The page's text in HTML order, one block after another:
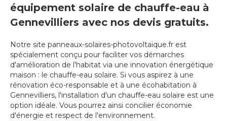
équipement solaire de chauffe-eau à
Gennevilliers avec nos devis gratuits.
Notre site panneaux-solaires-photovoltaique.fr est
spécialement conçu pour faciliter vos démarches
d'amélioration de l'habitat via une innovation énergétique
maison : le chauffe-eau solaire. Si vous aspirez à une
rénovation éco-responsable et à une écohabitation à
Gennevilliers, l'installation d'un chauffe-eau solaire est une
option idéale. Vous pourrez ainsi concilier économie
d'énergie et respect de l'environnement.